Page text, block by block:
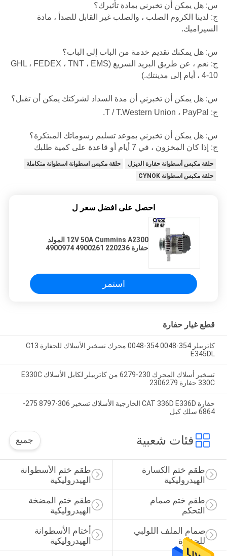
س: هل يمكن أن تخبرني بمادة تأثيرك؟
ج: لدينا الكروم الصلب ، والصلب غير القابل للصدأ ، مادة
السيراميك.
س: هل يمكنك تقديم خدمة من الباب إلى الباب؟
ج: نعم ، عن طريق البريد السريع (GHL ، FEDEX ، TNT ، EMS
، 4-10 أيام إلى مدينتك.)
س: هل يمكن أن تخبرني أن مدة السداد لشركتك يمكن أن تقبل؟
ج: T / T.Western Union ، PayPal.
س: هل يمكن أن تخبرني بموعد تسليم رسوماتك المبتكرة؟
ج: إذا كان المخزون ، في 7 أيام أو قاعدة على كمية طلبك
حلقة مكبس أسطوانة حفارة الديزل
حلقة مكبس اسطوانة اسطوانة متكاملة
حلقة مكبس اسطوانة CYNOK
احصل على افضل سعر ل
12V 50A Cummins A2300 المولد
حفارة 220236 4900261 4900974
استمر
قطع غيار حفارة
كاتربيلر 354-0048 354-0048 محرك تسخير الأسلاك للحفارة C13
E345DL
تسخير أسلاك المحرك 230-6279 من كاتربيلر لكابل الأسلاك E330C
330C حفارة 2306279
حفارة CAT 336D E336D الخارجية الأسلاك تسخير 306-8797 275-
6864 سلك كبل
فئات شعبية جميع
طقم ختم الأسطوانة
الهيدروليكية
طقم ختم الكسارة
الهيدروليكية
طقم ختم المضخة
الهيدروليكية
طقم ختم صمام
التحكم
أختام الأسطوانة
الهيدروليكية
صمام الملف اللولبي
للحفارة